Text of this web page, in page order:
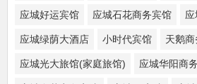
应城好运宾馆 应城石花商务宾馆
应城绿荫大酒店 小时代宾馆 天鹅
应城光大旅馆(家庭旅馆) 应城华阳商